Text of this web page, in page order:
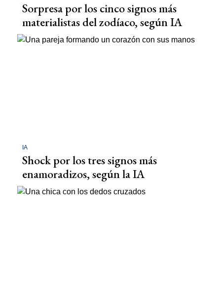
Sorpresa por los cinco signos más
materialistas del zodíaco, según IA
IA
Shock por los tres signos más
enamoradizos, según la IA